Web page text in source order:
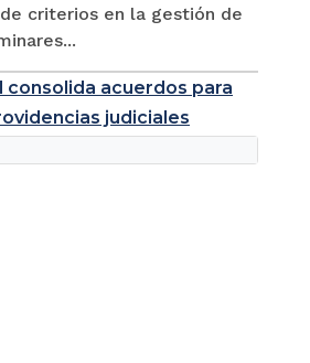
criterios en la gestión de
consolida acuerdos para
judiciales